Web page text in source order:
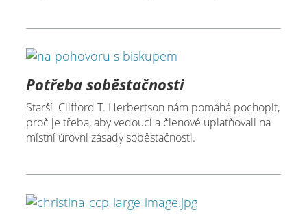
Potřeba soběstačnosti
Starší Clifford T. Herbertson nám pomáhá pochopit,
proč je třeba, aby vedoucí a členové uplatňovali na
místní úrovni zásady soběstačnosti.